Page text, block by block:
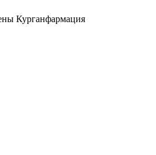
Курганфармация